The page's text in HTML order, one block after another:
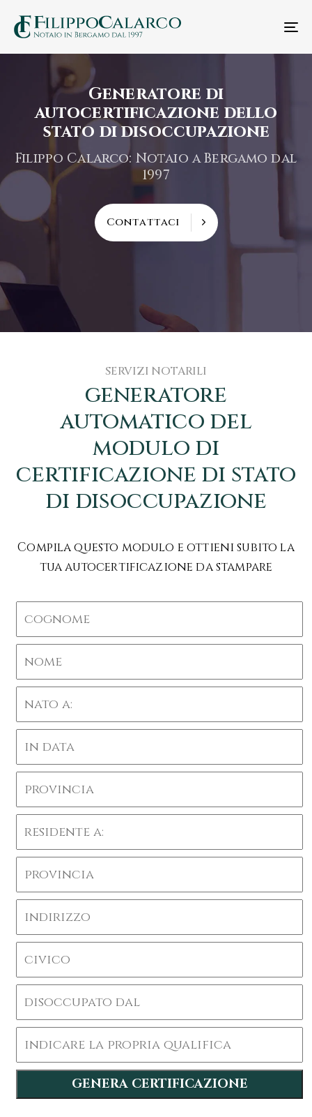
Generatore di
autocertificazione dello
stato di disoccupazione
Filippo Calarco: Notaio a Bergamo dal
1997
Contattaci
SERVIZI NOTARILI
generatore
automatico del
modulo di
certificazione di stato
di disoccupazione
Compila questo modulo e ottieni subito la
tua autocertificazione da stampare